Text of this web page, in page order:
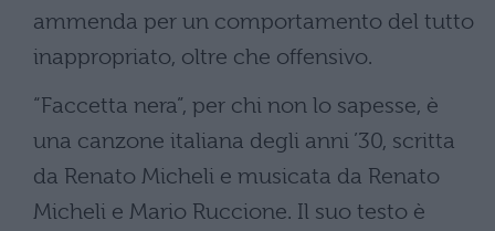
ammenda per un comportamento del tutto
inappropriato, oltre che offensivo.
“Faccetta nera”, per chi non lo sapesse, è
una canzone italiana degli anni ’30, scritta
da Renato Micheli e musicata da Renato
Micheli e Mario Ruccione. Il suo testo è